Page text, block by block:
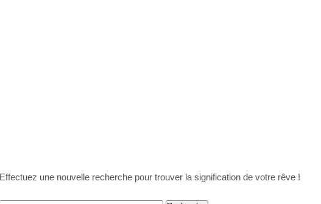
Effectuez une nouvelle recherche pour trouver la signification de votre rêve !